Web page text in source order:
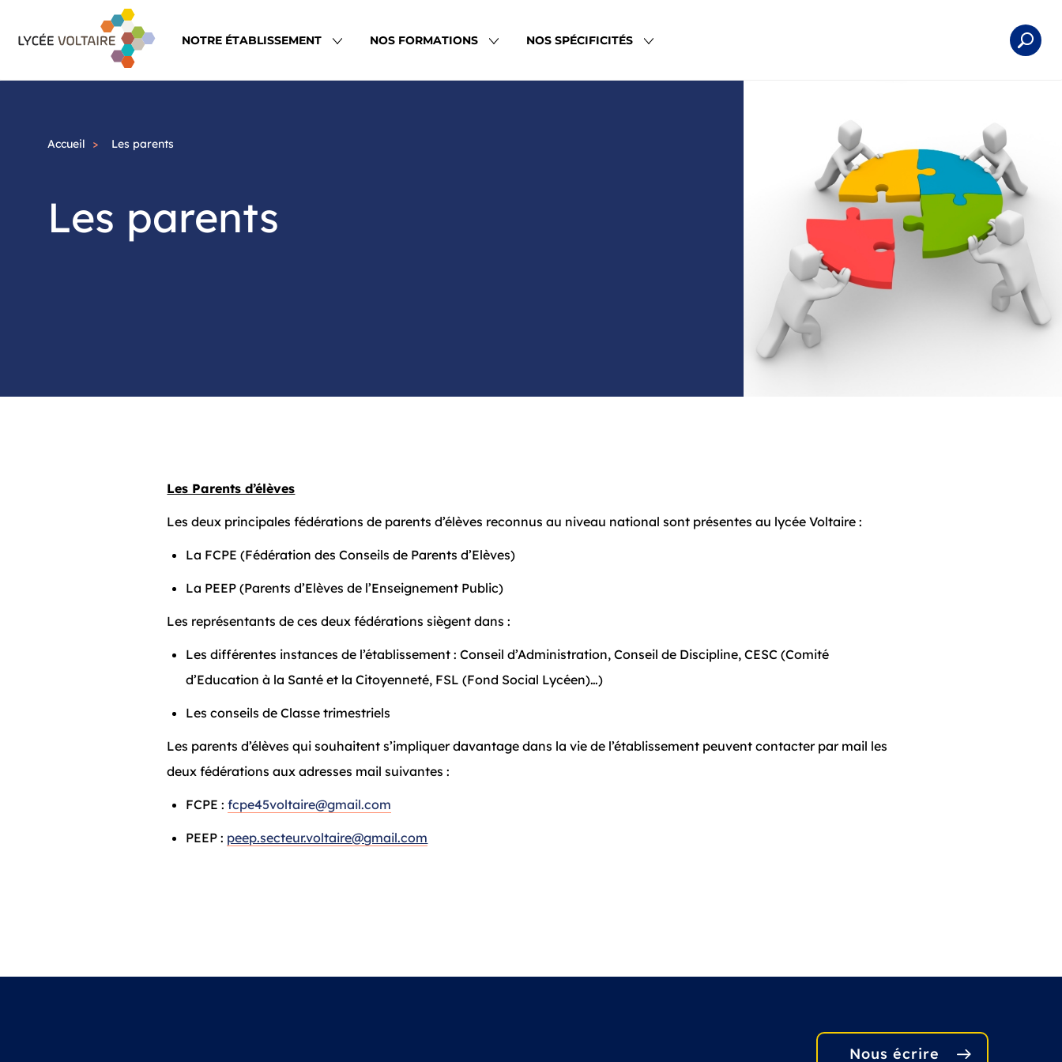
contenu
NOTRE ÉTABLISSEMENT NOS FORMATIONS NOS SPÉCIFICITÉS
Accueil Les parents
Les parents
Les Parents d’élèves
Les deux principales fédérations de parents d’élèves reconnus au niveau national sont présentes au lycée Voltaire :
La FCPE (Fédération des Conseils de Parents d’Elèves)
La PEEP (Parents d’Elèves de l’Enseignement Public)
Les représentants de ces deux fédérations siègent dans :
Les différentes instances de l’établissement : Conseil d’Administration, Conseil de Discipline, CESC (Comité
d’Education à la Santé et la Citoyenneté, FSL (Fond Social Lycéen)…)
Les conseils de Classe trimestriels
Les parents d’élèves qui souhaitent s’impliquer davantage dans la vie de l’établissement peuvent contacter par mail les
deux fédérations aux adresses mail suivantes :
FCPE :fcpe45voltaire@gmail.com
PEEP : peep.secteur.voltaire@gmail.com
Nous écrire